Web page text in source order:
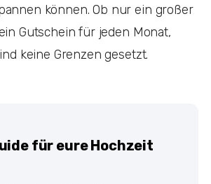
können. Ob nur ein großer
Gutschein für jeden Monat,
keine Grenzen gesetzt.
für eure Hochzeit